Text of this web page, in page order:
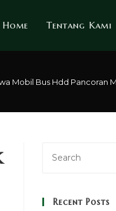
Home Tentang Kami
Mobil Bus Hdd Pancoran
Recent Posts